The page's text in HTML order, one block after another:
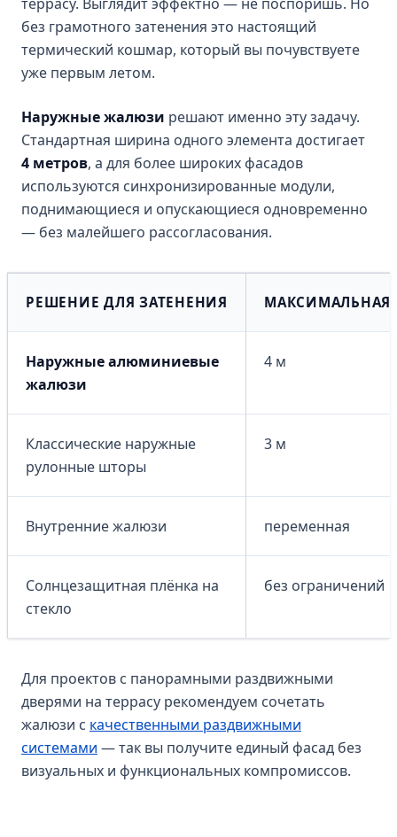
без грамотного затенения это настоящий
термический кошмар, который вы почувствуете
уже первым летом.
Наружные жалюзи решают именно эту задачу.
Стандартная ширина одного элемента достигает
4 метров, а для более широких фасадов
используются синхронизированные модули,
поднимающиеся и опускающиеся одновременно
— без малейшего рассогласования.
РЕШЕНИЕ ДЛЯ ЗАТЕНЕНИЯ
Наружные алюминиевые
жалюзи
4 м
Классические наружные
рулонные шторы
3 м
Внутренние жалюзи переменная
Солнцезащитная плёнка на
стекло
без ограничений
Для проектов с панорамными раздвижными
дверями на террасу рекомендуем сочетать
жалюзи с качественными раздвижными
системами — так вы получите единый фасад без
визуальных и функциональных компромиссов.